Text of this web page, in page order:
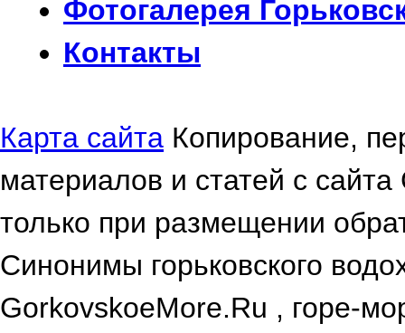
Фотогалерея
Контакты
Карта сайта Копирование,
материалов и статей с
только при размещении
Синонимы горьковского
GorkovskoeMore.Ru , горе-